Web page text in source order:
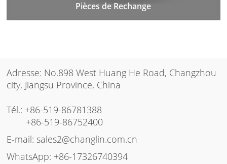
Pièces de Rechange
Adresse: No.898 West Huang He Road, Changzhou
city, Jiangsu Province, China
Tél.: +86-519-86781388
+86-519-86752400
E-mail:sales2@changlin.com.cn
WhatsApp: +86-17326740394